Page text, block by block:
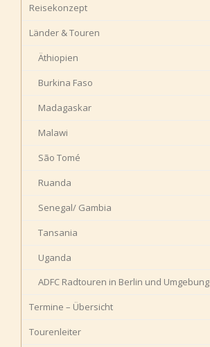
Reisekonzept
Länder & Touren
Äthiopien
Burkina Faso
Madagaskar
Malawi
São Tomé
Ruanda
Senegal/ Gambia
Tansania
Uganda
ADFC Radtouren in Berlin und Umgebung
Termine – Übersicht
Tourenleiter